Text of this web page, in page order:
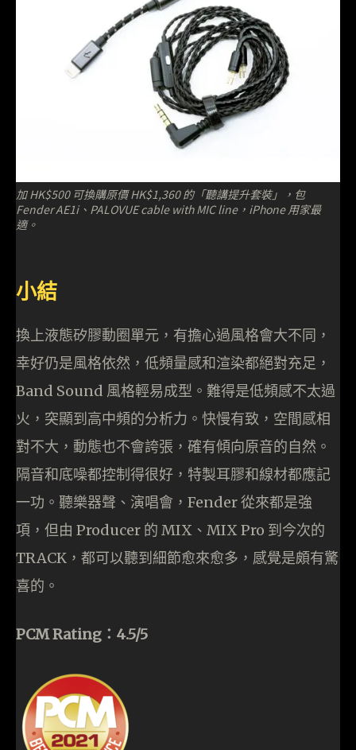
加 HK$500 可換購原價 HK$1,360 的「聽講提升套裝」，包
Fender AE1i、PALOVUE cable with MIC line，iPhone 用家最
適。
小結
換上液態矽膠動圈單元，有擔心過風格會大不同，
幸好仍是風格依然，低頻量感和渲染都絕對充足，
Band Sound 風格輕易成型。難得是低頻感不太過
火，突顯到高中頻的分析力。快慢有致，空間感相
對不大，動態也不會誇張，確有傾向原音的自然。
隔音和底噪都控制得很好，特製耳膠和線材都應記
一功。聽樂器聲、演唱會，Fender 從來都是強
項，但由 Producer 的 MIX、MIX Pro 到今次的
TRACK，都可以聽到細節愈來愈多，感覺是頗有驚
喜的。
PCM Rating：4.5/5